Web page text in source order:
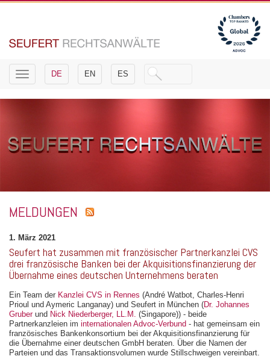
Toggle
navigation
DE EN ES
MELDUNGEN
1. März 2021
Seufert hat zusammen mit französischer Partnerkanzlei CVS
drei französische Banken bei der Akquisitionsfinanzierung der
Übernahme eines deutschen Unternehmens beraten
Ein Team der Kanzlei CVS in Rennes (André Watbot, Charles-Henri
Prioul und Aymeric Langanay) und Seufert in München (Dr. Johannes
Gruber und Nick Niederberger, LL.M. (Singapore)) - beide
Partnerkanzleien im internationalen Advoc-Verbund - hat gemeinsam ein
französisches Bankenkonsortium bei der Akquisitionsfinanzierung für
die Übernahme einer deutschen GmbH beraten. Über die Namen der
Parteien und das Transaktionsvolumen wurde Stillschweigen vereinbart.